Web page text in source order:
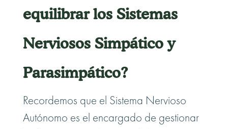
equilibrar los Sistemas
Nerviosos Simpático y
Parasimpático?
Recordemos que el Sistema Nervioso
Autónomo es el encargado de gestionar